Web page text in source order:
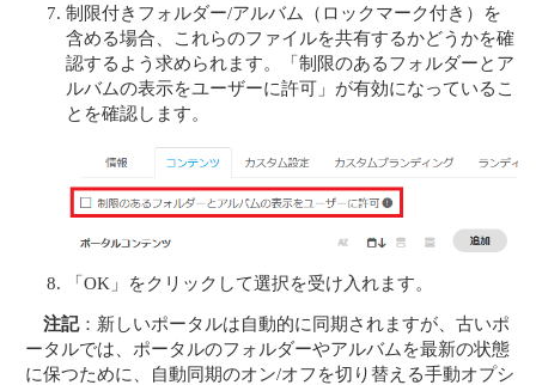
制限付きフォルダー/アルバム（ロックマーク付き）を
含める場合、これらのファイルを共有するかどうかを確
認するよう求められます。「制限のあるフォルダーとア
ルバムの表示をユーザーに許可」が有効になっているこ
とを確認します。
「OK」をクリックして選択を受け入れます。
注記：新しいポータルは自動的に同期されますが、古いポ
ータルでは、ポータルのフォルダーやアルバムを最新の状態
に保つために、自動同期のオン/オフを切り替える手動オプシ